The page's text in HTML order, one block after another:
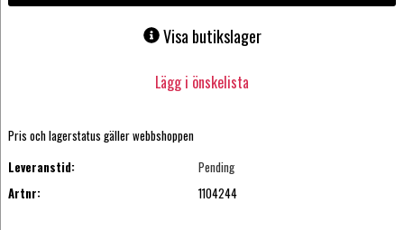
Visa butikslager
Lägg i önskelista
Pris och lagerstatus gäller webbshoppen
Leveranstid:
Pending
Artnr:
1104244